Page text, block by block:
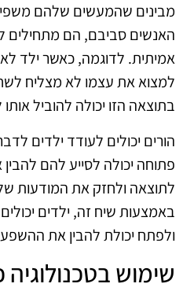
מבינים שהמעשים שלהם
האנשים סביבם, הם מתחילים
אמיתית. לדוגמה, כאשר ילד
למצוא את עצמו לא מצליח
בתוצאה הזו יכולה להוביל
הורים יכולים לעודד ילדים
פתוחה יכולה לסייע להם
לתוצאה ולחזק את המודעות
באמצעות שיח זה, ילדים
ולפתח יכולת להבין את
שימוש בטכנולוגיה